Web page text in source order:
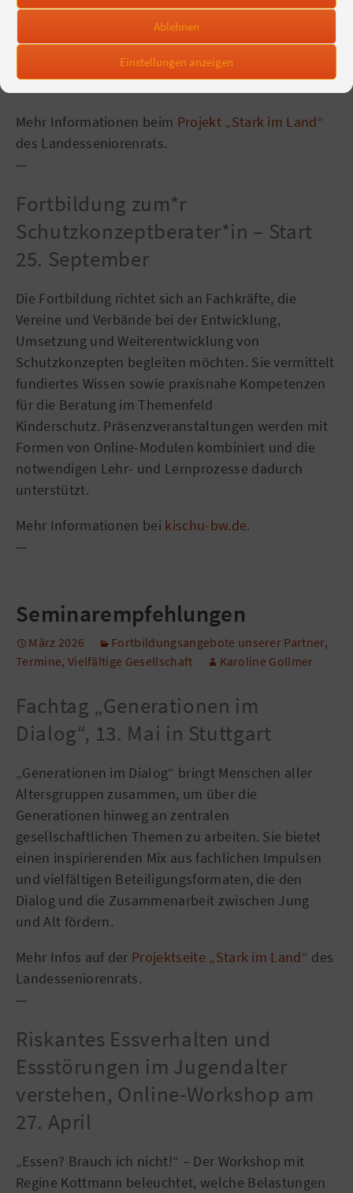
Ablehnen
Einstellungen anzeigen
Erwartungen angesprochen und gegenseitige
Unterstützung thematisiert werden. Das Online-
Format besteht aus einem Impulsreferat und einer
Mehr Informationen beim Projekt „Stark im Land“
des Landesseniorenrats.
—
Fortbildung zum*r
Schutzkonzeptberater*in – Start
25. September
Die Fortbildung richtet sich an Fachkräfte, die
Vereine und Verbände bei der Entwicklung,
Umsetzung und Weiterentwicklung von
Schutzkonzepten begleiten möchten. Sie vermittelt
fundiertes Wissen sowie praxisnahe Kompetenzen
für die Beratung im Themenfeld
Kinderschutz. Präsenzveranstaltungen werden mit
Formen von Online-Modulen kombiniert und die
notwendigen Lehr- und Lernprozesse dadurch
unterstützt.
Mehr Informationen bei kischu-bw.de.
—
Seminarempfehlungen
März 2026 Fortbildungsangebote unserer Partner,
Termine, Vielfältige Gesellschaft Karoline Gollmer
Fachtag „Generationen im
Dialog“, 13. Mai in Stuttgart
„Generationen im Dialog“ bringt Menschen aller
Altersgruppen zusammen, um über die
Generationen hinweg an zentralen
gesellschaftlichen Themen zu arbeiten. Sie bietet
einen inspirierenden Mix aus fachlichen Impulsen
und vielfältigen Beteiligungsformaten, die den
Dialog und die Zusammenarbeit zwischen Jung
und Alt fördern.
Mehr Infos auf der Projektseite „Stark im Land“ des
Landesseniorenrats.
—
Riskantes Essverhalten und
Essstörungen im Jugendalter
verstehen, Online-Workshop am
27. April
„Essen? Brauch ich nicht!“ – Der Workshop mit
Regine Kottmann beleuchtet, welche Belastungen